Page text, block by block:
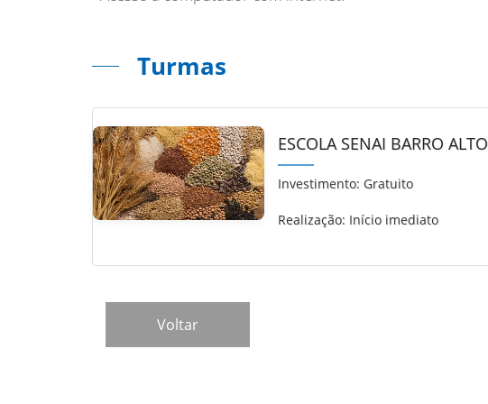
Turmas
ESCOLA SENAI BARRO ALTO
Investimento: Gratuito
Realização: Início imediato